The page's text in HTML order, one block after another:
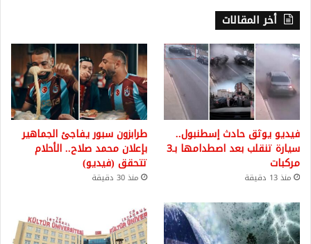
أخر المقالات
فيديو يوثق حادث إسطنبول..
سيارة تنقلب بعد اصطدامها بـ3
مركبات
منذ 13 دقيقة
طرابزون سبور يفاجئ الجماهير
بإعلان محمد صلاح.. الأحلام
تتحقق (فيديو)
منذ 30 دقيقة